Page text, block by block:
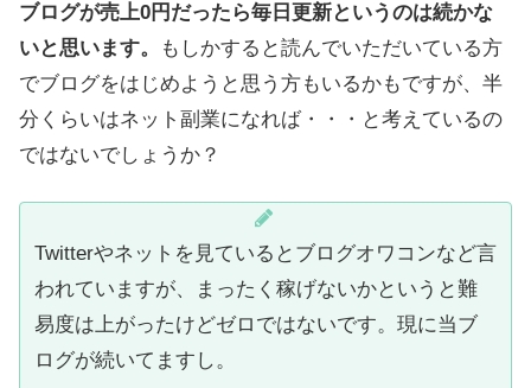
ブログが売上0円だったら毎日更新というのは続かな
いと思います。
もしかすると読んでいただいている方
でブログをはじめようと思う方もいるかもですが、半
分くらいはネット副業になれば・・・と考えているの
ではないでしょうか？
Twitterやネットを見ているとブログオワコンなど言
われていますが、まったく稼げないかというと難
易度は上がったけどゼロではないです。現に当ブ
ログが続いてますし。